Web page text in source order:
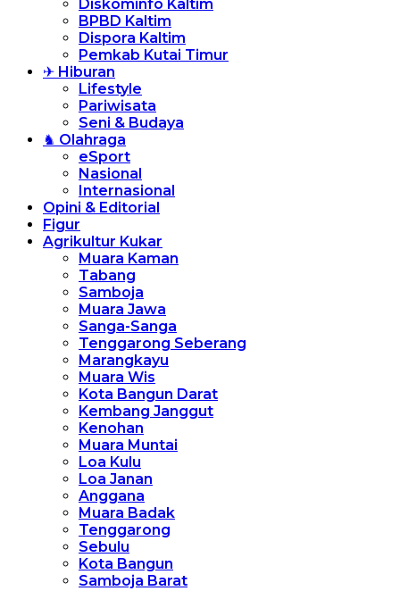
Diskominfo Kaltim
BPBD Kaltim
Dispora Kaltim
Pemkab Kutai Timur
✈ Hiburan
Lifestyle
Pariwisata
Seni & Budaya
♞ Olahraga
eSport
Nasional
Internasional
Opini & Editorial
Figur
Agrikultur Kukar
Muara Kaman
Tabang
Samboja
Muara Jawa
Sanga-Sanga
Tenggarong Seberang
Marangkayu
Muara Wis
Kota Bangun Darat
Kembang Janggut
Kenohan
Muara Muntai
Loa Kulu
Loa Janan
Anggana
Muara Badak
Tenggarong
Sebulu
Kota Bangun
Samboja Barat